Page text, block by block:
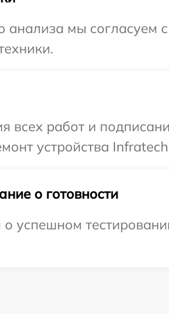
анализа мы согласуем
всех работ и
устройства
о готовности